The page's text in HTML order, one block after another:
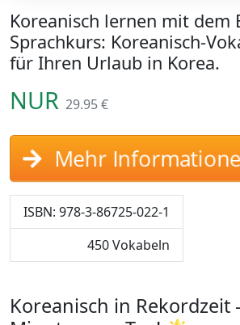
Koreanisch lernen mit dem
Sprachkurs: Koreanisch-
für Ihren Urlaub in Korea.
NUR 29.95 €
Mehr Informationen
ISBN: 978-3-86725-022-1
450 Vokabeln
Koreanisch in Rekordzeit